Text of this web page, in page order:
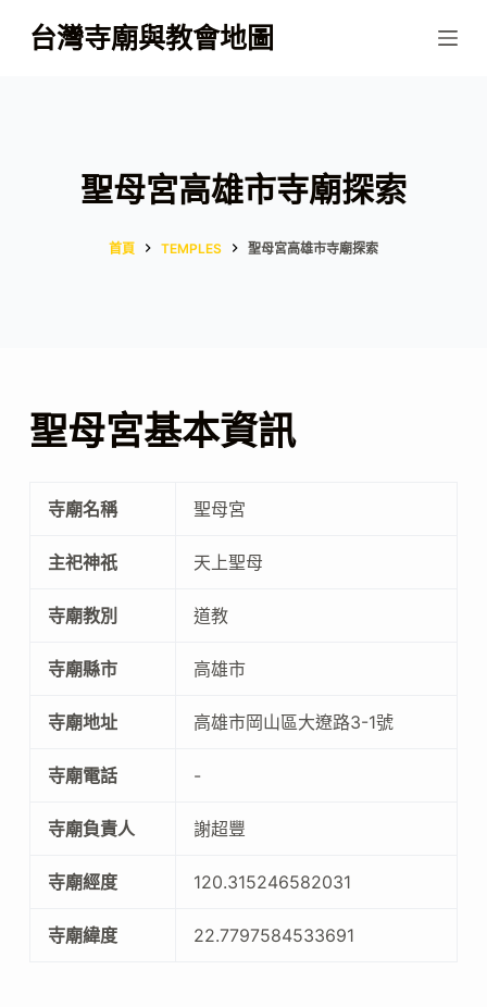
跳
至
台灣寺廟與教會地圖
聖母宮高雄市寺廟探索
首頁 TEMPLES 聖母宮高雄市寺廟探索
聖母宮基本資訊
寺廟名稱 聖母宮
主祀神祇 天上聖母
寺廟教別 道教
寺廟縣市 高雄市
寺廟地址 高雄市岡山區大遼路3-1號
寺廟電話 -
寺廟負責人 謝超豐
寺廟經度 120.315246582031
寺廟緯度 22.7797584533691